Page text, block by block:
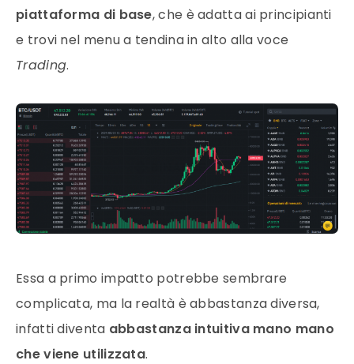
piattaforma di base, che è adatta ai principianti
e trovi nel menu a tendina in alto alla voce
Trading.
Essa a primo impatto potrebbe sembrare
complicata, ma la realtà è abbastanza diversa,
infatti diventa abbastanza intuitiva mano mano
che viene utilizzata.